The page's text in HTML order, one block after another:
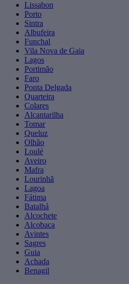
Lissabon
Porto
Sintra
Albufeira
Funchal
Vila Nova de Gaia
Lagos
Portimão
Faro
Ponta Delgada
Quarteira
Colares
Alcantarilha
Tomar
Queluz
Olhão
Loulé
Aveiro
Mafra
Lourinhã
Lagoa
Fátima
Batalhá
Alcochete
Alcobaça
Avintes
Sagres
Guia
Achada
Benagil